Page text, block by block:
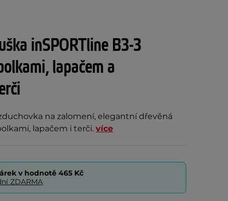
inSPORTline B3-3
lapačem a
na zalomení, elegantní dřevěná
lapačem i terči. více
v hodnotě 465 Kč
ZDARMA